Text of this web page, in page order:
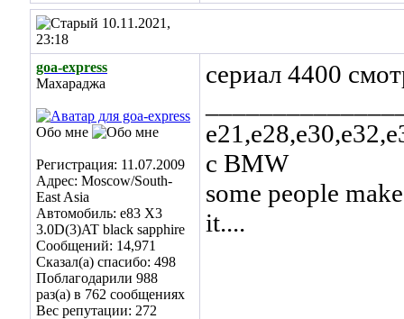
10.11.2021,
23:18
goa-express
Махараджа
Обо мне
Регистрация: 11.07.2009
Адрес: Moscow/South-
East Asia
Автомобиль: е83 Х3
3.0D(3)AT black sapphire
Сообщений: 14,971
Сказал(а) спасибо: 498
Поблагодарили 988
раз(а) в 762 сообщениях
Вес репутации: 272
сериал 4400
с BMW
some people
it....